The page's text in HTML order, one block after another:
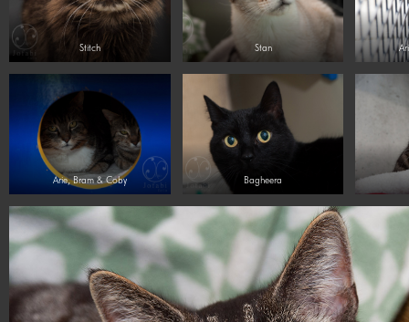
Stitch Stan
Arie, Bram & Coby Bagheera